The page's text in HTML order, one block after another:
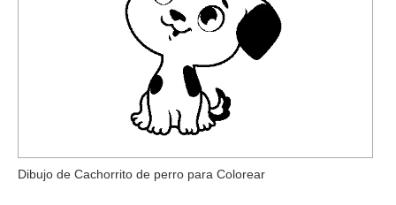
Dibujo de Cachorrito de perro para Colorear